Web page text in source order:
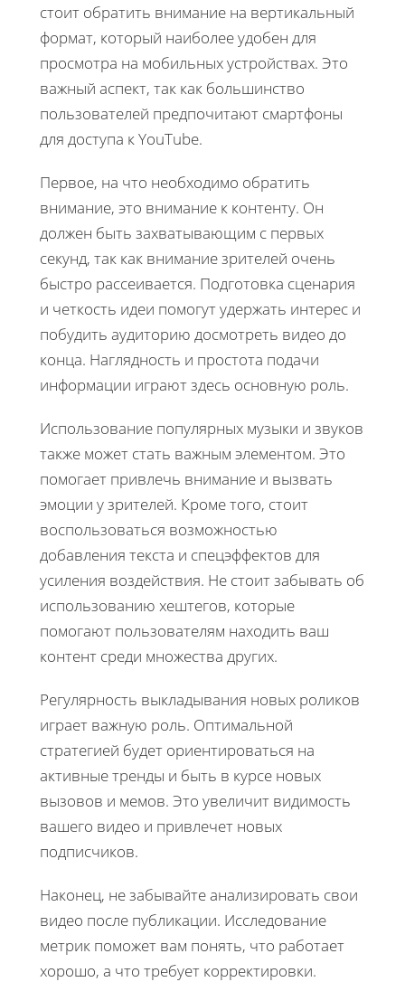
стоит обратить внимание на вертикальный
формат, который наиболее удобен для
просмотра на мобильных устройствах. Это
важный аспект, так как большинство
пользователей предпочитают смартфоны
для доступа к YouTube.
Первое, на что необходимо обратить
внимание, это внимание к контенту. Он
должен быть захватывающим с первых
секунд, так как внимание зрителей очень
быстро рассеивается. Подготовка сценария
и четкость идеи помогут удержать интерес и
побудить аудиторию досмотреть видео до
конца. Наглядность и простота подачи
информации играют здесь основную роль.
Использование популярных музыки и звуков
также может стать важным элементом. Это
помогает привлечь внимание и вызвать
эмоции у зрителей. Кроме того, стоит
воспользоваться возможностью
добавления текста и спецэффектов для
усиления воздействия. Не стоит забывать об
использованию хештегов, которые
помогают пользователям находить ваш
контент среди множества других.
Регулярность выкладывания новых роликов
играет важную роль. Оптимальной
стратегией будет ориентироваться на
активные тренды и быть в курсе новых
вызовов и мемов. Это увеличит видимость
вашего видео и привлечет новых
подписчиков.
Наконец, не забывайте анализировать свои
видео после публикации. Исследование
метрик поможет вам понять, что работает
хорошо, а что требует корректировки.